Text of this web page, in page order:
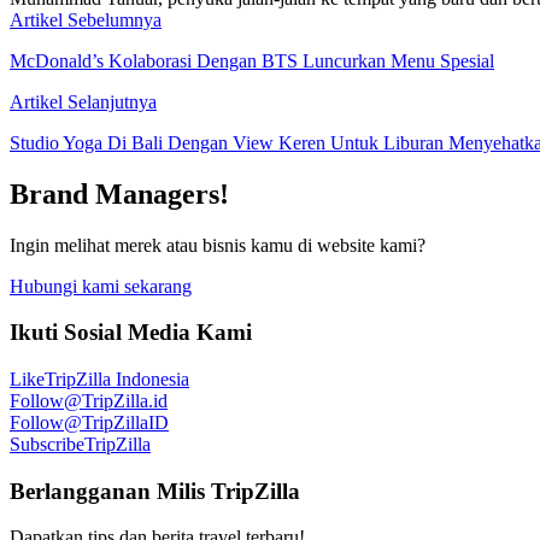
Artikel Sebelumnya
McDonald’s Kolaborasi Dengan BTS Luncurkan Menu Spesial
Artikel Selanjutnya
Studio Yoga Di Bali Dengan View Keren Untuk Liburan
Brand Managers!
Ingin melihat merek atau bisnis kamu di website kami?
Hubungi kami sekarang
Ikuti Sosial Media Kami
LikeTripZilla Indonesia
Follow@TripZilla.id
Follow@TripZillaID
SubscribeTripZilla
Berlangganan Milis TripZilla